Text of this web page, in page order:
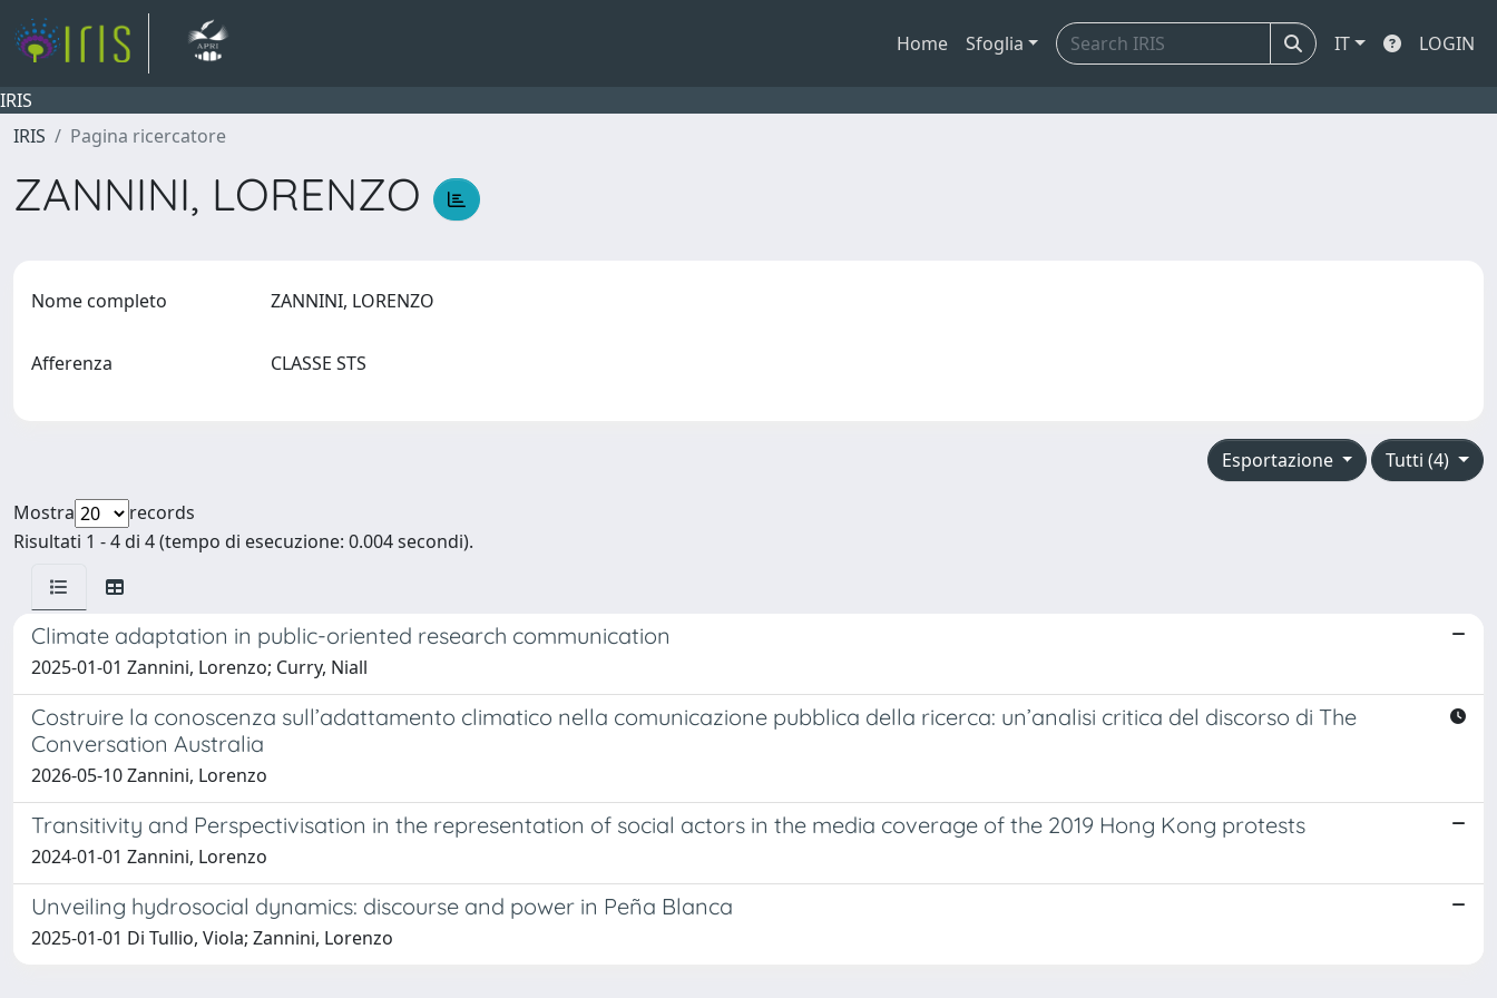
Home Sfoglia IT LOGIN
IRIS
IRIS
Pagina ricercatore
ZANNINI, LORENZO
Nome completo ZANNINI, LORENZO
Afferenza CLASSE STS
Tutti (4)
Esportazione
Mostra
records
Risultati 1 - 4 di 4 (tempo di esecuzione: 0.004 secondi).
Climate adaptation in public-oriented research communication
2025-01-01 Zannini, Lorenzo; Curry, Niall
Costruire la conoscenza sull’adattamento climatico nella comunicazione pubblica della ricerca: un’analisi critica del discorso di The
Conversation Australia
2026-05-10 Zannini, Lorenzo
Transitivity and Perspectivisation in the representation of social actors in the media coverage of the 2019 Hong Kong protests
2024-01-01 Zannini, Lorenzo
Unveiling hydrosocial dynamics: discourse and power in Peña Blanca
2025-01-01 Di Tullio, Viola; Zannini, Lorenzo